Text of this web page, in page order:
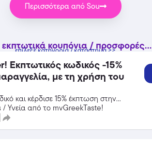
Περισσότερα από Sou
κουπόνια / προσφορές...
επίλεξε κατηγορία / κατάστημα >>
Εκπτωτικός κωδικός -15%
με τη χρήση του
και κέρδισε 15% έκπτωση στην
/ Υγεία από το myGreekTaste!